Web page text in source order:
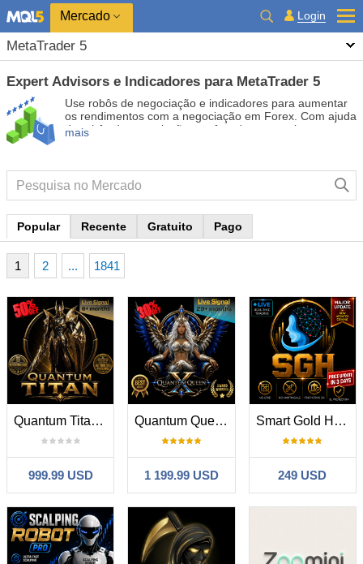
Mercado Login
MetaTrader 5
Expert Advisors e Indicadores para MetaTrader 5
Use robôs de negociação e indicadores para aumentar
os rendimentos com a negociação em Forex. Com ajuda
de robôs de negociação, você pode automatizar o
precisão o comportamento futuro do mercado. A página
contém um catálogo de aplicativos MetaTrader 5.
mais
Popular Recente Gratuito Pago
1 2 ... 1841
Quantum Titan MT5
999.99 USD
Quantum Queen X MT5
1 199.99 USD
Smart Gold Hunter
249 USD